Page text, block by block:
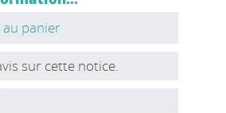
panier
sur cette notice.